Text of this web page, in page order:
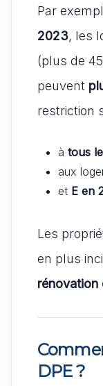
Par
2023, les
(plus de
peuvent
restriction
à tous
aux
et E en
Les
en plus
rénovation
DPE ?